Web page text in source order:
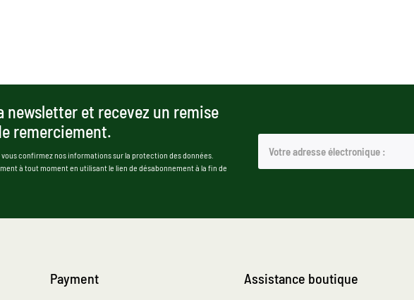
newsletter et recevez un remise
remerciement.
confirmez nos informations sur la protection des données.
à tout moment en utilisant le lien de désabonnement à la fin de
Payment Assistance boutique